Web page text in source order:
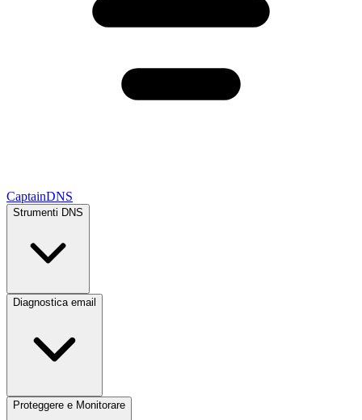
CaptainDNS
Strumenti DNS
Diagnostica email
Proteggere e Monitorare